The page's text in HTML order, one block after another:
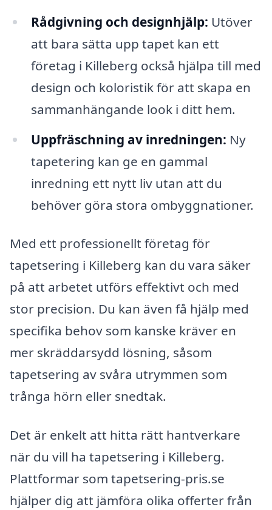
Rådgivning och designhjälp: Utöver
att bara sätta upp tapet kan ett
företag i Killeberg också hjälpa till med
design och koloristik för att skapa en
sammanhängande look i ditt hem.
Uppfräschning av inredningen: Ny
tapetering kan ge en gammal
inredning ett nytt liv utan att du
behöver göra stora ombyggnationer.
Med ett professionellt företag för
tapetsering i Killeberg kan du vara säker
på att arbetet utförs effektivt och med
stor precision. Du kan även få hjälp med
specifika behov som kanske kräver en
mer skräddarsydd lösning, såsom
tapetsering av svåra utrymmen som
trånga hörn eller snedtak.
Det är enkelt att hitta rätt hantverkare
när du vill ha tapetsering i Killeberg.
Plattformar som tapetsering-pris.se
hjälper dig att jämföra olika offerter från